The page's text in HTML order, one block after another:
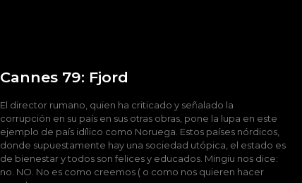
Cannes 79: Fjord
El director rumano, quien ha criticado y señalado la
corrupción en su país en sus otras obras, pone la lupa en este
ejemplo de país idílico como Noruega. Estos países nórdicos,
donde supuestamente hay una sociedad utópica, el estado es
de bienestar y todos son felices y educados. Mingiu nos dice:
no. NO. No es como creemos ( o como nos quieren hacer